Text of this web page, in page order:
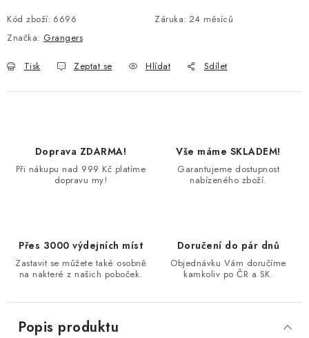
Kód zboží: 6696 Záruka: 24 měsíců
Značka: Grangers
Tisk Zeptat se Hlídat Sdílet
Doprava ZDARMA!
Při nákupu nad 999 Kč platíme
dopravu my!
Vše máme SKLADEM!
Garantujeme dostupnost
nabízeného zboží.
Přes 3000 výdejních míst
Zastavit se můžete také osobně
na nakteré z našich poboček.
Doručení do pár dnů
Objednávku Vám doručíme
kamkoliv po ČR a SK.
Popis produktu